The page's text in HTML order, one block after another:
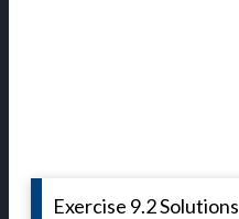
Exercise 9.2 Solutions